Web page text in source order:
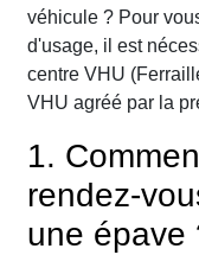
véhicule ? Pour
d'usage, il est
centre VHU
VHU agréé par la
1.
rendez-
une épave